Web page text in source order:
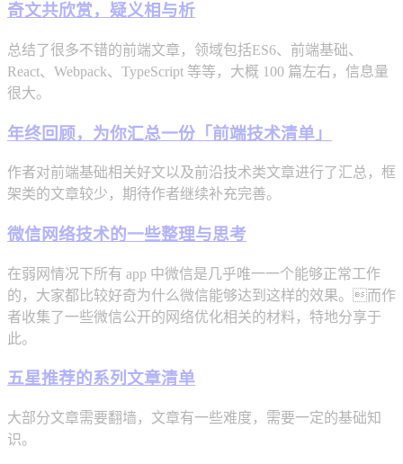
奇文共欣赏，疑义相与析
总结了很多不错的前端文章，领域包括ES6、前端基础、
React、Webpack、TypeScript 等等，大概 100 篇左右，信息量
很大。
年终回顾，为你汇总一份「前端技术清单」
作者对前端基础相关好文以及前沿技术类文章进行了汇总，框
架类的文章较少，期待作者继续补充完善。
微信网络技术的一些整理与思考
在弱网情况下所有 app 中微信是几乎唯一一个能够正常工作
的，大家都比较好奇为什么微信能够达到这样的效果。而作
者收集了一些微信公开的网络优化相关的材料，特地分享于
此。
五星推荐的系列文章清单
大部分文章需要翻墙，文章有一些难度，需要一定的基础知
识。